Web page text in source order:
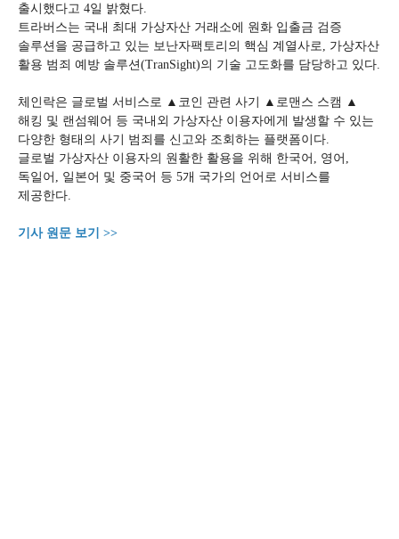
출시했다고 4일 밝혔다.
트라버스는 국내 최대 가상자산 거래소에 원화 입출금 검증
솔루션을 공급하고 있는 보난자팩토리의 핵심 계열사로, 가상자산
활용 범죄 예방 솔루션(TranSight)의 기술 고도화를 담당하고 있다.
체인락은 글로벌 서비스로 ▲코인 관련 사기 ▲로맨스 스캠 ▲
해킹 및 랜섬웨어 등 국내외 가상자산 이용자에게 발생할 수 있는
다양한 형태의 사기 범죄를 신고와 조회하는 플랫폼이다.
글로벌 가상자산 이용자의 원활한 활용을 위해 한국어, 영어,
독일어, 일본어 및 중국어 등 5개 국가의 언어로 서비스를
제공한다.
기사 원문 보기 >>